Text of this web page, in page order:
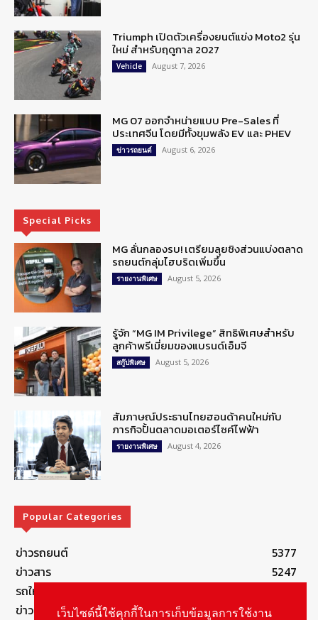
Triumph เปิดตัวเครื่องยนต์แข่ง Moto2 รุ่น
ใหม่ สำหรับฤดูกาล 2027
Vehicle August 7, 2026
MG 07 ออกจำหน่ายแบบ Pre-Sales ที่
ประเทศจีน โดยมีทั้งขุมพลัง EV และ PHEV
ข่าวรถยนต์ August 6, 2026
Special Picks
MG ลั่นกลองรบ! เตรียมลุยชิงส่วนแบ่งตลาด
รถยนต์กลุ่มไฮบริดเพิ่มขึ้น
รายงานพิเศษ August 5, 2026
รู้จัก “MG IM Privilege” สิทธิพิเศษสำหรับ
ลูกค้าพรีเมี่ยมของแบรนด์เอ็มจี
สกู๊ปพิเศษ August 5, 2026
สัมภาษณ์ประธานไทยฮอนด้าคนใหม่กับ
ภารกิจปั้นตลาดมอเตอร์ไซค์ไฟฟ้า
รายงานพิเศษ August 4, 2026
Popular Categories
ข่าวรถยนต์
5377
ข่าวสาร
5247
รถใหม่
ข่าวประชาสัมพันธ์เว็บไซต์นี้ใช้คุกกี้ในการเก็บข้อมูลการใช้งาน